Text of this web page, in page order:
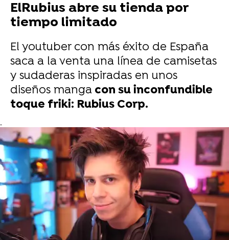
ElRubius abre su tienda por
tiempo limitado
El youtuber con más éxito de España
saca a la venta una línea de camisetas
y sudaderas inspiradas en unos
diseños manga con su inconfundible
toque friki: Rubius Corp.
-